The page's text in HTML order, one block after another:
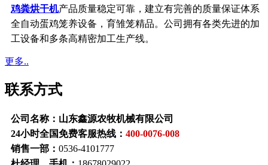
鸡粪烘干机产品质量稳定可靠， 建立有完善的质量保证体系
全自动蛋鸡笼养设备，育雏笼精品。公司拥有各类先进的加
工设备和多条高精密加工生产线。
更多..
联系方式
公司名称：山东鑫源农牧机械有限公司
24小时全国免费客服热线： 400-0076-008
销售一部： 0536-4101777